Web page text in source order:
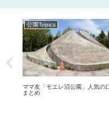
公園Topics
ママ友「モエレ沼公園」人気の
まとめ